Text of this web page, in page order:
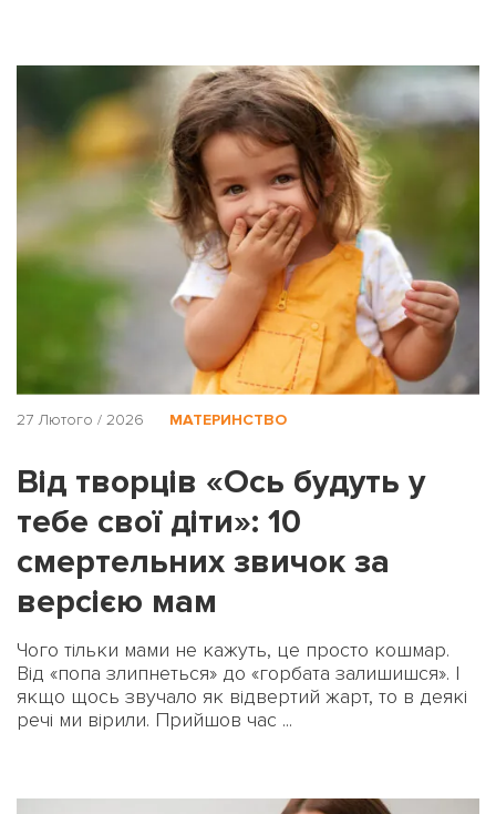
27 Лютого / 2026 МАТЕРИНСТВО
Від творців «Ось будуть у
тебе свої діти»: 10
смертельних звичок за
версією мам
Чого тільки мами не кажуть, це просто кошмар.
Від «попа злипнеться» до «горбата залишишся». І
якщо щось звучало як відвертий жарт, то в деякі
речі ми вірили. Прийшов час ...